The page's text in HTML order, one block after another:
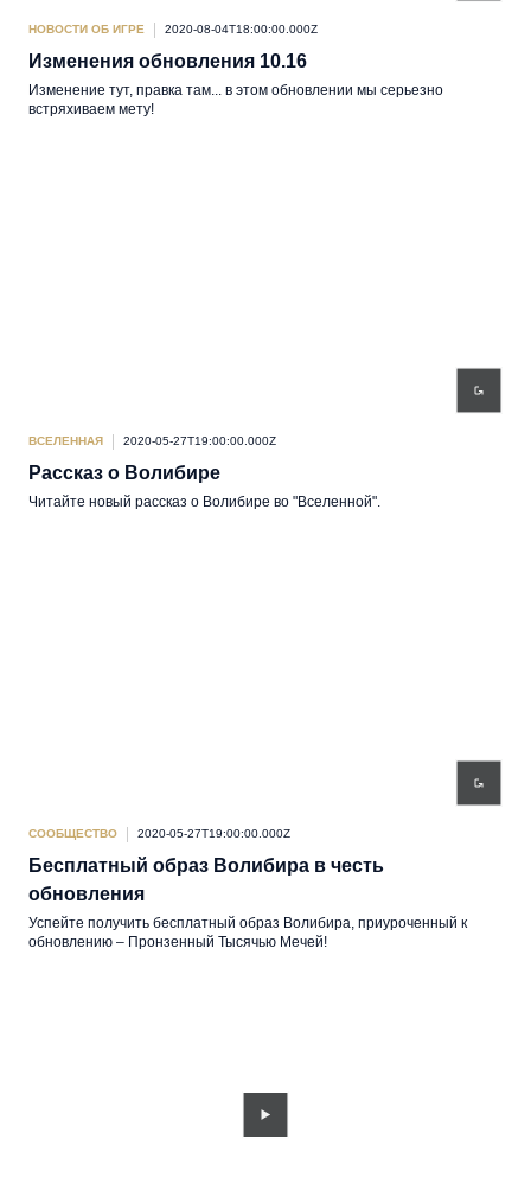
НОВОСТИ ОБ ИГРЕ 2020-08-04T18:00:00.000Z
Изменения обновления 10.16
Изменение тут, правка там... в этом обновлении мы серьезно
встряхиваем мету!
ВСЕЛЕННАЯ 2020-05-27T19:00:00.000Z
Рассказ о Волибире
Читайте новый рассказ о Волибире во "Вселенной".
СООБЩЕСТВО 2020-05-27T19:00:00.000Z
Бесплатный образ Волибира в честь
обновления
Успейте получить бесплатный образ Волибира, приуроченный к
обновлению – Пронзенный Тысячью Мечей!